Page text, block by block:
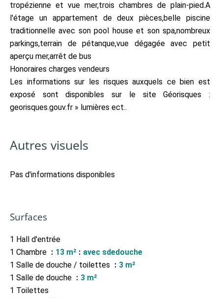
tropézienne et vue mer,trois chambres de plain-pied.A
l'étage un appartement de deux pièces,belle piscine
traditionnelle avec son pool house et son spa,nombreux
parkings,terrain de pétanque,vue dégagée avec petit
aperçu mer,arrêt de bus
Honoraires charges vendeurs
Les informations sur les risques auxquels ce bien est
exposé sont disponibles sur le site Géorisques :
georisques.gouv.fr » lumières ect..
Autres visuels
Pas d'informations disponibles
Surfaces
1 Hall d'entrée
1 Chambre
13 m²
avec sdedouche
1 Salle de douche / toilettes
3 m²
1 Salle de douche
3 m²
1 Toilettes